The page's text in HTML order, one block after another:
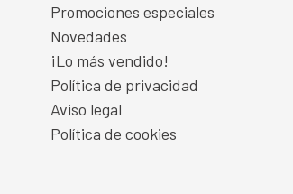
Promociones especiales
Novedades
¡Lo más vendido!
Política de privacidad
Aviso legal
Política de cookies